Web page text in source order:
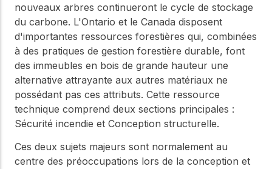
nouveaux arbres continueront le cycle de stockage
du carbone. L'Ontario et le Canada disposent
d'importantes ressources forestières qui, combinées
à des pratiques de gestion forestière durable, font
des immeubles en bois de grande hauteur une
alternative attrayante aux autres matériaux ne
possédant pas ces attributs. Cette ressource
technique comprend deux sections principales :
Sécurité incendie et Conception structurelle.
Ces deux sujets majeurs sont normalement au
centre des préoccupations lors de la conception et